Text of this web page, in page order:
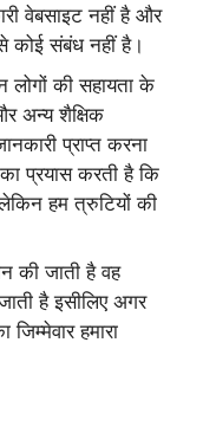
वेबसाइट नहीं है और
कोई संबंध नहीं है।
लोगों की सहायता के
अन्य शैक्षिक
प्राप्त करना
प्रयास करती है कि
हम त्रुटियों की
की जाती है वह
है इसीलिए अगर
हमारा